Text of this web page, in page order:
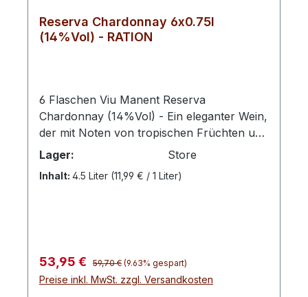
Reserva Chardonnay 6x0.75l
(14%Vol) - RATION
6 Flaschen Viu Manent Reserva
Chardonnay (14%Vol) - Ein eleganter Wein,
der mit Noten von tropischen Früchten und
besonderen Aromen von Grapefruit,
Feigen, Guaven, Melone, Banane und
Ananas in der Nase wie auch am Gaumen
maximalen Fruchtausdruck voller Farbe,
Aromen und Geschmacksrichtungen aus.
Lager: Store
Inhalt: 4.5 Liter (11,99 € / 1 Liter)
Verkaufspreis:
53,95 € Regulärer Preis:
59,70 € (9.63% gespart)
Preise inkl. MwSt. zzgl. Versandkosten